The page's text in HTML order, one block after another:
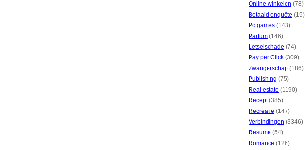
Online winkelen (78)
Betaald enquête (15)
Pc games (143)
Parfum (146)
Letselschade (74)
Pay per Click (309)
Zwangerschap (186)
Publishing (75)
Real estate (1190)
Recept(385)
Recreatie (147)
Verbindingen (3346)
Resume (54)
Romance (126)